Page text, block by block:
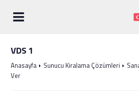
VDS 1
Anasayfa Sunucu Kiralama Çözümleri
Ver